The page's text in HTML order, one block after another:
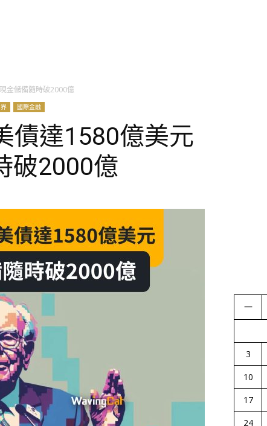
金儲備隨時破2000億
國際金融
債達1580億美元
破2000億
一
3
10
17
24